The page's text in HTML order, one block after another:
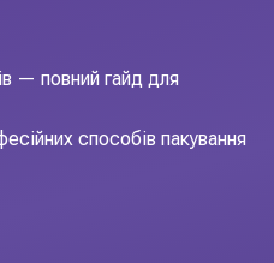
— повний гайд для
способів пакування